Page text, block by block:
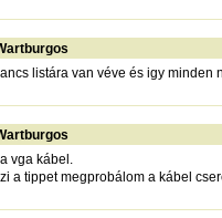
listára van véve és igy minden
vga kábel.
a tippet megprobálom a kábel